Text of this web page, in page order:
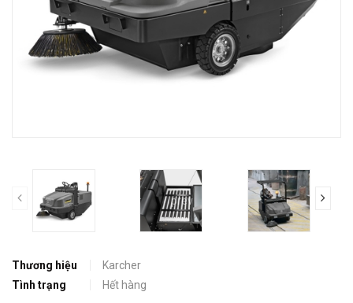
prev
Thương hiệu
Karcher
Tình trạng
Hết hàng